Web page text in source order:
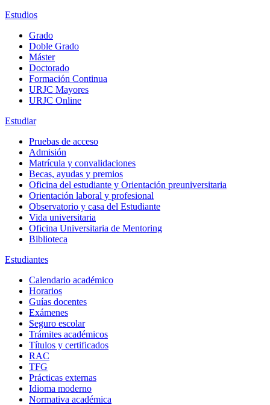
Estudios
Grado
Doble Grado
Máster
Doctorado
Formación Continua
URJC Mayores
URJC Online
Estudiar
Pruebas de acceso
Admisión
Matrícula y convalidaciones
Becas, ayudas y premios
Oficina del estudiante y Orientación preuniversitaria
Orientación laboral y profesional
Observatorio y casa del Estudiante
Vida universitaria
Oficina Universitaria de Mentoring
Biblioteca
Estudiantes
Calendario académico
Horarios
Guías docentes
Exámenes
Seguro escolar
Trámites académicos
Títulos y certificados
RAC
TFG
Prácticas externas
Idioma moderno
Normativa académica